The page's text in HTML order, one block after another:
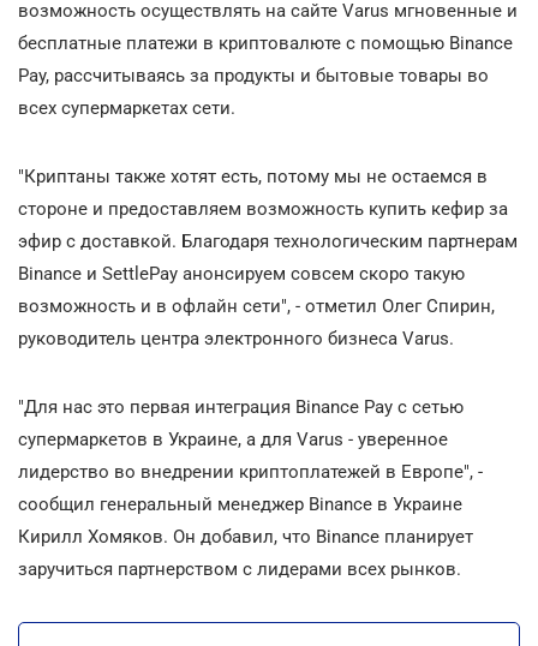
возможность осуществлять на сайте Varus мгновенные и
бесплатные платежи в криптовалюте с помощью Binance
Pay, рассчитываясь за продукты и бытовые товары во
всех супермаркетах сети.
"Криптаны также хотят есть, потому мы не остаемся в
стороне и предоставляем возможность купить кефир за
эфир с доставкой. Благодаря технологическим партнерам
Binance и SettlePay анонсируем совсем скоро такую
возможность и в офлайн сети", - отметил Олег Спирин,
руководитель центра электронного бизнеса Varus.
"Для нас это первая интеграция Binance Pay с сетью
супермаркетов в Украине, а для Varus - уверенное
лидерство во внедрении криптоплатежей в Европе", -
сообщил генеральный менеджер Binance в Украине
Кирилл Хомяков. Он добавил, что Binance планирует
заручиться партнерством с лидерами всех рынков.